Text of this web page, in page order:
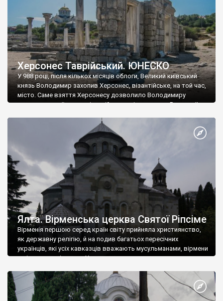
Херсонес Таврійський. ЮНЕСКО
У 988 році, після кількох місяців облоги, Великий київський
князь Володимир захопив Херсонес, візантійське, на той час,
місто. Саме взяття Херсонесу дозволило Володимиру
диктувати свої умови візантійському імператору Василю ІІ, та
Херсонесі Володимир-язичник, став Василем-християнином.
А потім було Хрещення Русі. На честь Херсонесу Таврійського
Ялта. Вірменська церква Святої Ріпсіме
Вірменія першою серед країн світу прийняла християнство,
як державну релігію, й на подив багатьох пересічних
українців, які усіх кавказців вважають мусульманами, вірмени
є відданими вірянами Христа